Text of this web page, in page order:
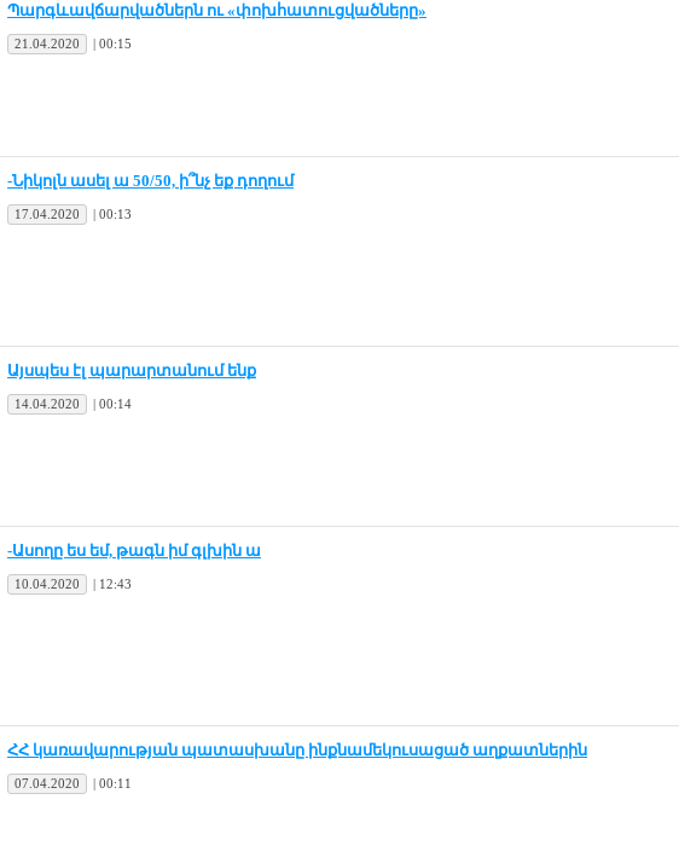
Պարգևավ­ճար­վածներն ու «փոխ­հա­տուց­ված­նե­րը»
21.04.2020 | 00:15
-Նի­կոլն ա­սել ա 50/50, ի՞նչ եք դո­ղում
17.04.2020 | 00:13
Այս­պես էլ պա­րար­տա­նում ենք
14.04.2020 | 00:14
-Ա­սո­ղը ես եմ, թագն իմ գլ­խին ա
10.04.2020 | 12:43
ՀՀ կա­ռա­վա­րու­թ­յան պա­տաս­խա­նը ինք­նա­մե­կու­սա­ցած աղ­քատ­նե­րին
07.04.2020 | 00:11